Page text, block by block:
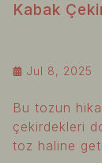
Kabak
Jul 8, 2025
Bu tozun
çekirdekleri
toz haline